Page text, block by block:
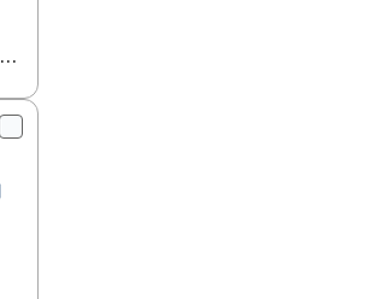
Neprekidni ručnici za ruke